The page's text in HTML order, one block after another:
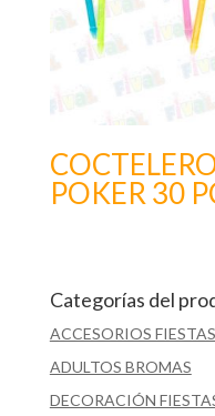
POKER 30
Categorías del
ACCESORIOS FIESTAS
ADULTOS BROMAS
DECORACIÓN